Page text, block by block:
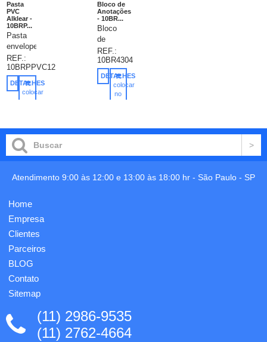
Pasta
PVC
Alklear -
10BRP...
Pasta
envelope
em PVC
Alklear
0,38mm,
com
ziper de
gravação
já
incluso,
26x37cm.
REF.:
10BRPPVC12
DETALHES
colocar
Bloco de
Anotações
- 10BR...
Bloco
de
anotações
em
couro
sintético,
disponíveis
preto.
aproximadamente
folhinhas.
REF.:
10BR4304
DETALHES
colocar
no
Atendimento 9:00 às 12:00 e 13:00 às 18:00 hr - São Paulo - SP
Home
Empresa
Clientes
Parceiros
BLOG
Contato
Sitemap
(11) 2986-9535
(11) 2762-4664